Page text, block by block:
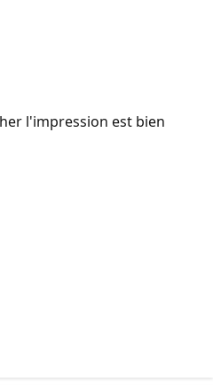
l'impression est bien